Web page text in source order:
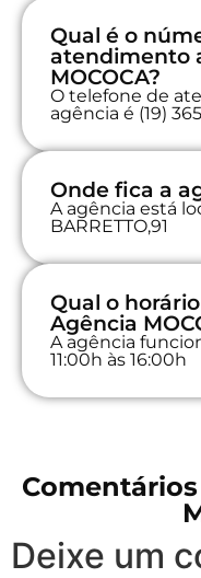
Qual é o
atendimento
MOCOCA?
O telefone de
agência é (19)
Onde fica a
A agência está
BARRETTO,91
Qual o
Agência
A agência
11:00h às 16:00h
Deixe um